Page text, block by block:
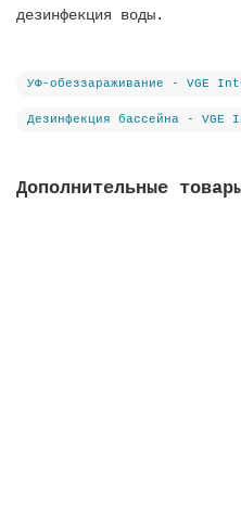
дезинфекция воды.
УФ-обеззараживание - VGE
Дезинфекция бассейна -
Дополнительные